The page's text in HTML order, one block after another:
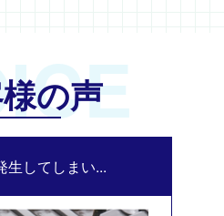
の声
生してしまい...